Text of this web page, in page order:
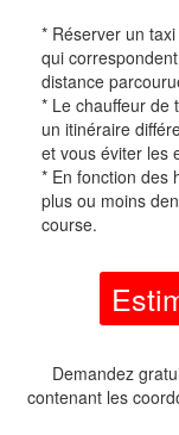
* Réserver un
qui
distance
* Le chauffeur de
un itinéraire
et vous éviter les
* En fonction des
plus ou moins
course.
Demandez
contenant les